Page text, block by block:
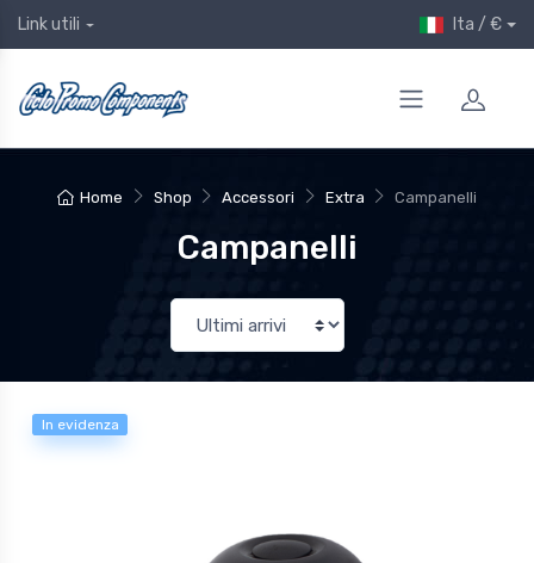
Link utili Ita / €
Home Shop Accessori Extra Campanelli
Campanelli
In evidenza